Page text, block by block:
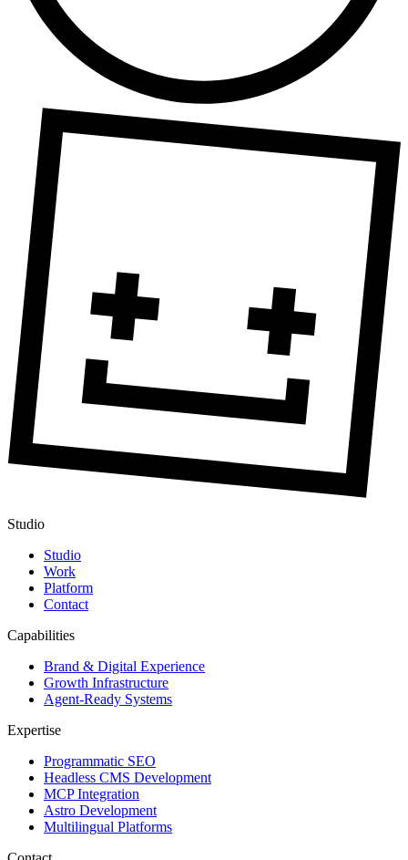
Studio
Studio
Work
Platform
Contact
Capabilities
Brand & Digital Experience
Growth Infrastructure
Agent-Ready Systems
Expertise
Programmatic SEO
Headless CMS Development
MCP Integration
Astro Development
Multilingual Platforms